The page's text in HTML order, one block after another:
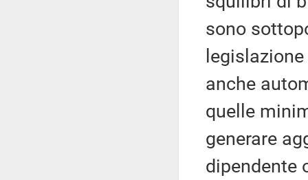
sono
anche
quelle
generare
dipendente